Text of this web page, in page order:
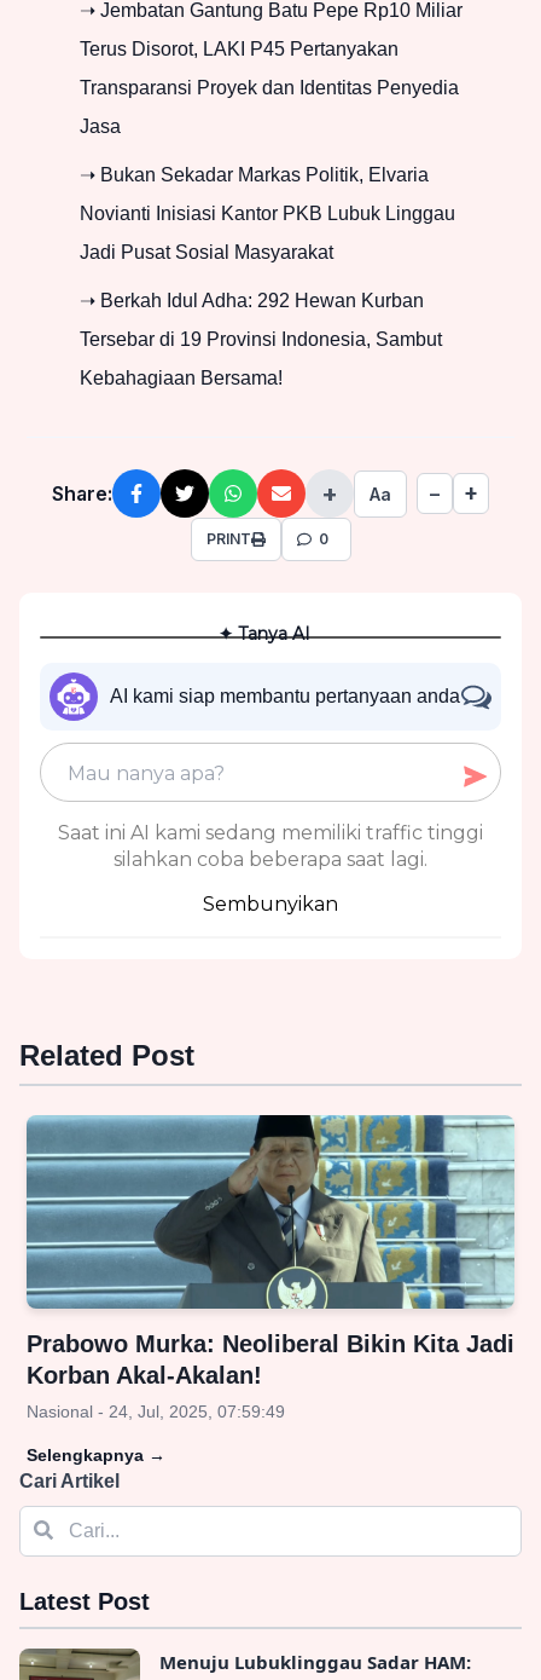
➝ Jembatan Gantung Batu Pepe Rp10 Miliar
Terus Disorot, LAKI P45 Pertanyakan
Transparansi Proyek dan Identitas Penyedia
Jasa
➝ Bukan Sekadar Markas Politik, Elvaria
Novianti Inisiasi Kantor PKB Lubuk Linggau
Jadi Pusat Sosial Masyarakat
➝ Berkah Idul Adha: 292 Hewan Kurban
Tersebar di 19 Provinsi Indonesia, Sambut
Kebahagiaan Bersama!
Share: + Aa − +
PRINT 0
✦ Tanya AI
AI kami siap membantu pertanyaan anda
Saat ini AI kami sedang memiliki traffic tinggi
silahkan coba beberapa saat lagi.
Sembunyikan
Related Post
Prabowo Murka: Neoliberal Bikin Kita Jadi
Korban Akal-Akalan!
Nasional - 24, Jul, 2025, 07:59:49
Selengkapnya →
Cari Artikel
Latest Post
Menuju Lubuklinggau Sadar HAM: